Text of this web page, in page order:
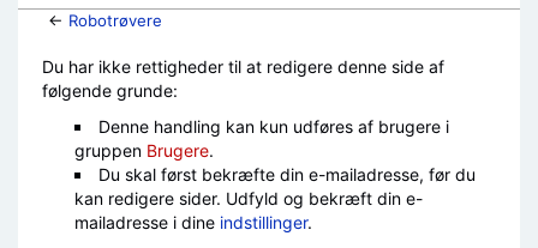
← Robotrøvere
Du har ikke rettigheder til at redigere denne side af
følgende grunde:
Denne handling kan kun udføres af brugere i
gruppen Brugere.
Du skal først bekræfte din e-mailadresse, før du
kan redigere sider. Udfyld og bekræft din e-
mailadresse i dine indstillinger.